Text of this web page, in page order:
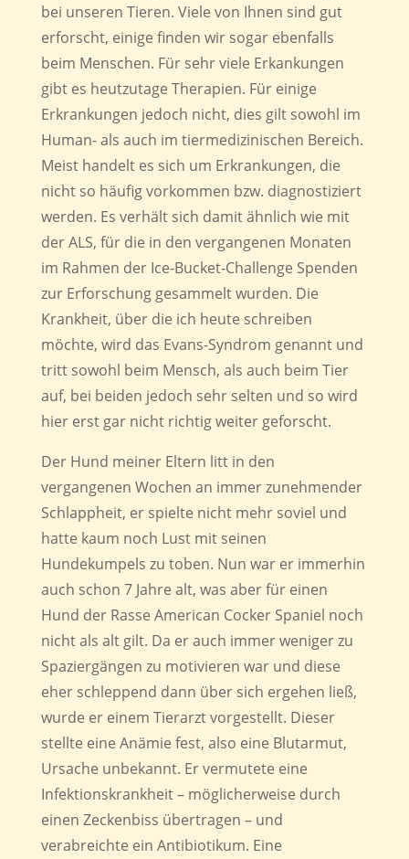
bei unseren Tieren. Viele von Ihnen sind gut
erforscht, einige finden wir sogar ebenfalls
beim Menschen. Für sehr viele Erkankungen
gibt es heutzutage Therapien. Für einige
Erkrankungen jedoch nicht, dies gilt sowohl im
Human- als auch im tiermedizinischen Bereich.
Meist handelt es sich um Erkrankungen, die
nicht so häufig vorkommen bzw. diagnostiziert
werden. Es verhält sich damit ähnlich wie mit
der ALS, für die in den vergangenen Monaten
im Rahmen der Ice-Bucket-Challenge Spenden
zur Erforschung gesammelt wurden. Die
Krankheit, über die ich heute schreiben
möchte, wird das Evans-Syndrom genannt und
tritt sowohl beim Mensch, als auch beim Tier
auf, bei beiden jedoch sehr selten und so wird
hier erst gar nicht richtig weiter geforscht.
Der Hund meiner Eltern litt in den
vergangenen Wochen an immer zunehmender
Schlappheit, er spielte nicht mehr soviel und
hatte kaum noch Lust mit seinen
Hundekumpels zu toben. Nun war er immerhin
auch schon 7 Jahre alt, was aber für einen
Hund der Rasse American Cocker Spaniel noch
nicht als alt gilt. Da er auch immer weniger zu
Spaziergängen zu motivieren war und diese
eher schleppend dann über sich ergehen ließ,
wurde er einem Tierarzt vorgestellt. Dieser
stellte eine Anämie fest, also eine Blutarmut,
Ursache unbekannt. Er vermutete eine
Infektionskrankheit – möglicherweise durch
einen Zeckenbiss übertragen – und
verabreichte ein Antibiotikum. Eine